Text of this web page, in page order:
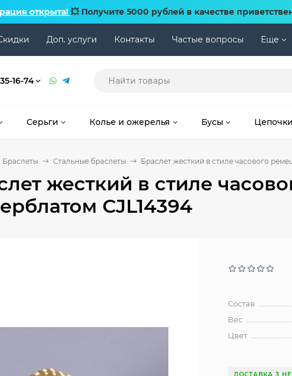
открыта! 💥 Получите 5000 рублей в качестве
Доп. услуги Контакты Частые вопросы Еще
16-74
Серьги Колье и ожерелья Бусы Цепочки
Браслеты Стальные браслеты Браслет жесткий в стиле часового
жесткий в стиле
CJL14394
Состав
Вес
Цвет